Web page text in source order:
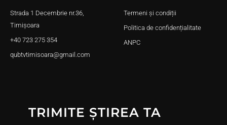
Strada 1 Decembrie nr.36,
Timișoara
+40 723 275 354
qubtvtimisoara@gmail.com
Termeni și condiții
Politica de confidențialitate
ANPC
TRIMITE ȘTIREA TA